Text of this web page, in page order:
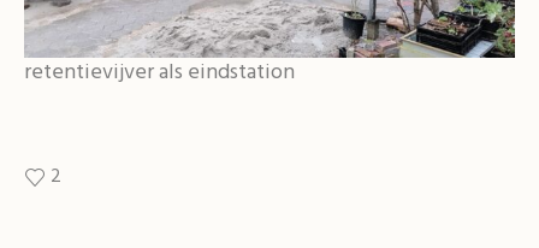
retentievijver als eindstation
2